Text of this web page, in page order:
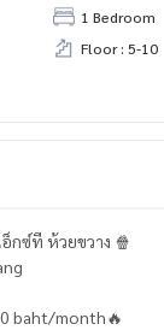
1 Bedroom
Floor : 5-10
อ็กซ์ที ห้วยขวาง 🍿
baht/month🔥